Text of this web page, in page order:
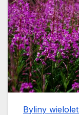
Byliny